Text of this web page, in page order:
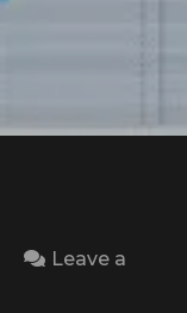
Leave a